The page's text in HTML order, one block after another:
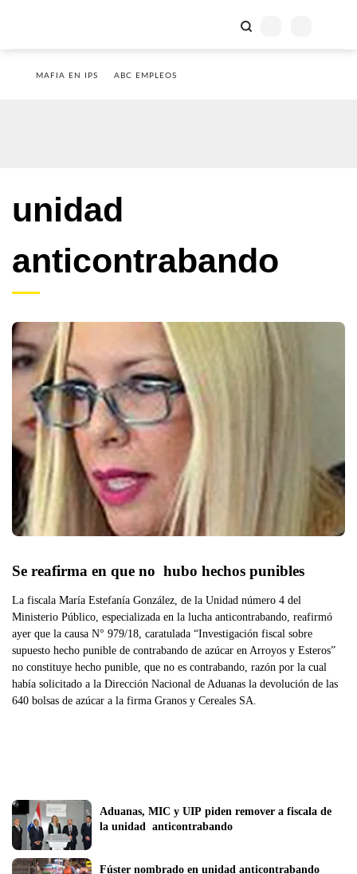
MAFIA EN IPS ABC EMPLEOS
unidad
anticontrabando
Se reafirma en que no  hubo hechos punibles
La fiscala María Estefanía González, de la Unidad número 4 del
Ministerio Público, especializada en la lucha anticontrabando, reafirmó
ayer que la causa N° 979/18, caratulada “Investigación fiscal sobre
supuesto hecho punible de contrabando de azúcar en Arroyos y Esteros”
no constituye hecho punible, que no es contrabando, razón por la cual
había solicitado a la Dirección Nacional de Aduanas la devolución de las
640 bolsas de azúcar a la firma Granos y Cereales SA.
Aduanas, MIC y UIP piden remover a fiscala de
la unidad  anticontrabando
Fúster nombrado en unidad anticontrabando